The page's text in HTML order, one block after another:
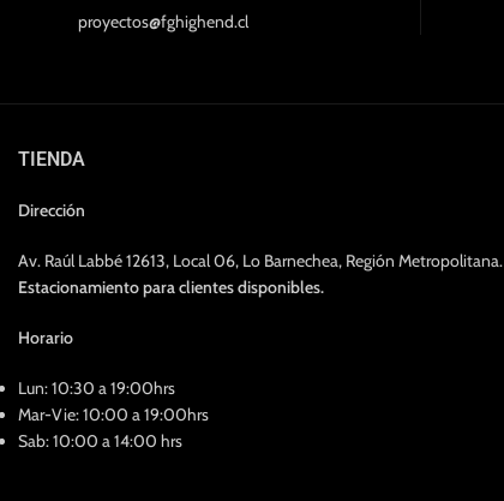
proyectos@fghighend.cl
TIENDA
Dirección
Av. Raúl Labbé 12613, Local 06, Lo Barnechea, Región Metropolitana.
Estacionamiento para clientes disponibles.
Horario
Lun: 10:30 a 19:00hrs
Mar-Vie: 10:00 a 19:00hrs
Sab: 10:00 a 14:00 hrs